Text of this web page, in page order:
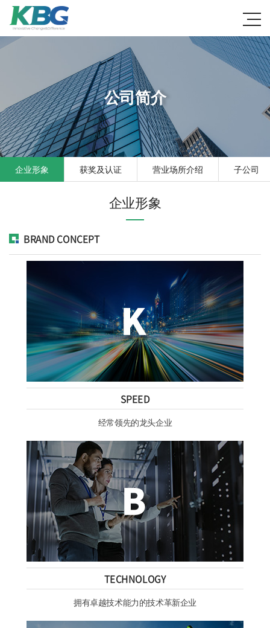
公司简介
企业形象 获奖及认证 营业场所介绍 子公司
企业形象
BRAND CONCEPT
SPEED
经常领先的龙头企业
TECHNOLOGY
拥有卓越技术能力的技术革新企业